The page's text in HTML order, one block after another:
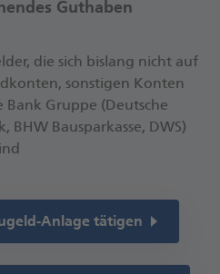
Guthaben
die sich bislang nicht auf
sonstigen Konten
Bank Gruppe (Deutsche
BHW Bausparkasse, DWS)
Anlage tätigen